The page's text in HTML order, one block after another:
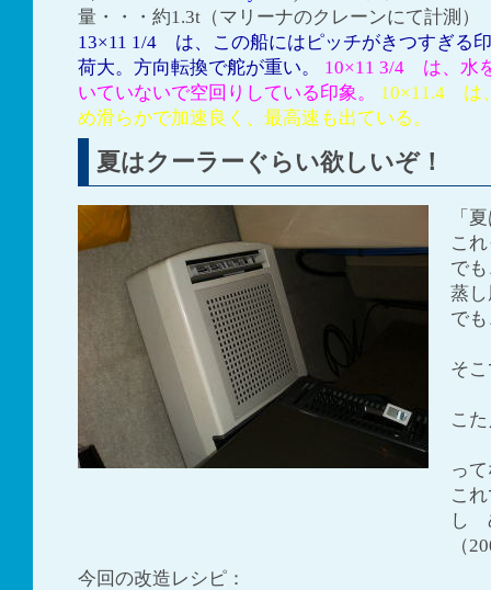
量・・・約1.3t（マリーナのクレーンにて計測）
13×11 1/4 は、この船にはピッチがきつすぎる
荷大。方向転換で舵が重い。
10×11 3/4 は、水
いていないで空回りしている印象。
10×11.4 は
め滑らかで加速良く、最高速も出ている。
夏はクーラーぐらい欲しいぞ！
「
こ
で
蒸
で
そ
こ
っ
こ
し
（
今回の改造レシピ：